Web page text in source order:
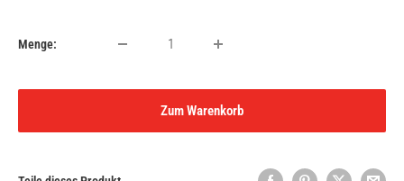
Menge:
Zum Warenkorb